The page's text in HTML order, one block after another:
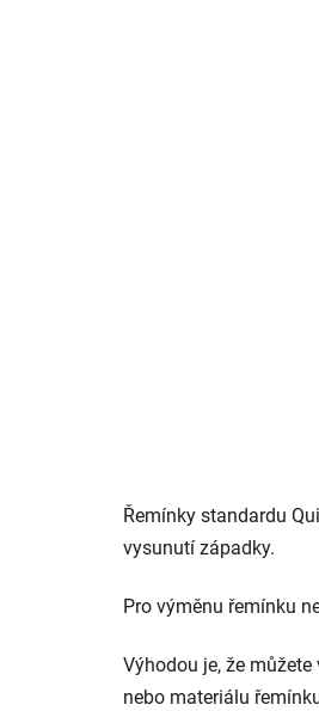
Řemínky standardu
vysunutí západky.
Pro výměnu řemínku
Výhodou je, že
nebo materiálu